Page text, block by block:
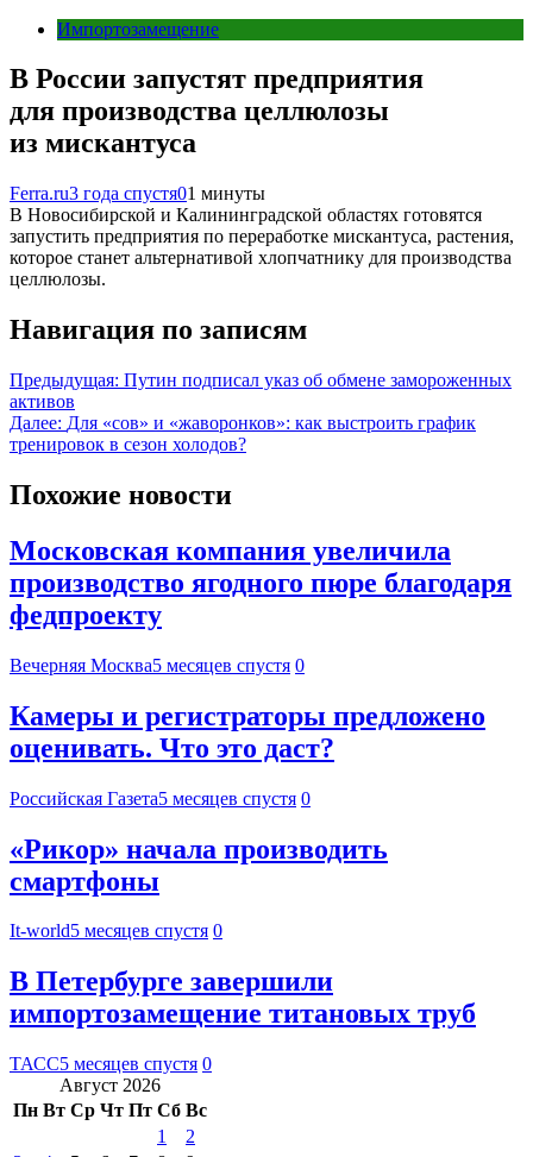
Импортозамещение
В России запустят предприятия
для производства целлюлозы
из мискантуса
Ferra.ru3 года спустя01 минуты
В Новосибирской и Калининградской областях готовятся
запустить предприятия по переработке мискантуса, растения,
которое станет альтернативой хлопчатнику для производства
целлюлозы.
Навигация по записям
Предыдущая: Путин подписал указ об обмене замороженных
активов
Далее: Для «сов» и «жаворонков»: как выстроить график
тренировок в сезон холодов?
Похожие новости
Московская компания увеличила
производство ягодного пюре благодаря
федпроекту
Вечерняя Москва5 месяцев спустя 0
Камеры и регистраторы предложено
оценивать. Что это даст?
Российская Газета5 месяцев спустя 0
«Рикор» начала производить
смартфоны
It-world5 месяцев спустя 0
В Петербурге завершили
импортозамещение титановых труб
ТАСС5 месяцев спустя 0
Август 2026
Пн Вт Ср Чт Пт Сб Вс
1
2